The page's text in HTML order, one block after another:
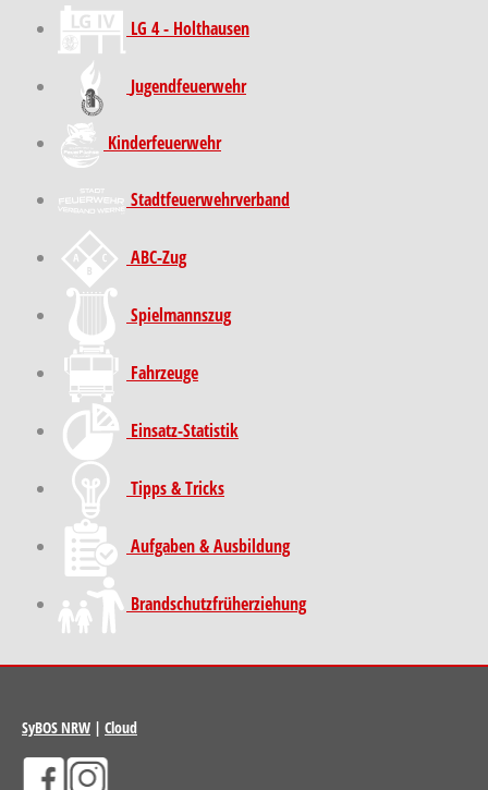
LG 4 - Holthausen
Jugendfeuerwehr
Kinder­feuer­wehr
Stadt­feuer­wehr­verband
ABC-Zug
Spielmannszug
Fahrzeuge
Einsatz-Statistik
Tipps & Tricks
Aufgaben & Ausbildung
Brand­schutz­früh­erziehung
SyBOS NRW | Cloud